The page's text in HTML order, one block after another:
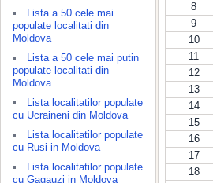
Lista a 50 cele mai
populate localitati din
Moldova
Lista a 50 cele mai putin
populate localitati din
Moldova
Lista localitatilor populate
cu Ucraineni din Moldova
Lista localitatilor populate
cu Rusi in Moldova
Lista localitatilor populate
cu Gagauzi in Moldova
8
9
10
11
12
13
14
15
16
17
18